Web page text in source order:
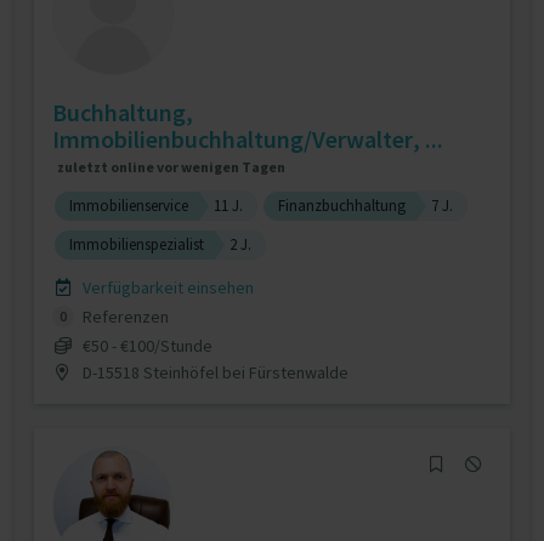
Buchhaltung,
Immobilienbuchhaltung/Verwalter, ...
zuletzt online vor wenigen Tagen
Immobilienservice 11 J. Finanzbuchhaltung
7 J.
Immobilienspezialist
2 J.
Verfügbarkeit einsehen
0
Referenzen
€50 - €100/Stunde
D-15518 Steinhöfel bei Fürstenwalde